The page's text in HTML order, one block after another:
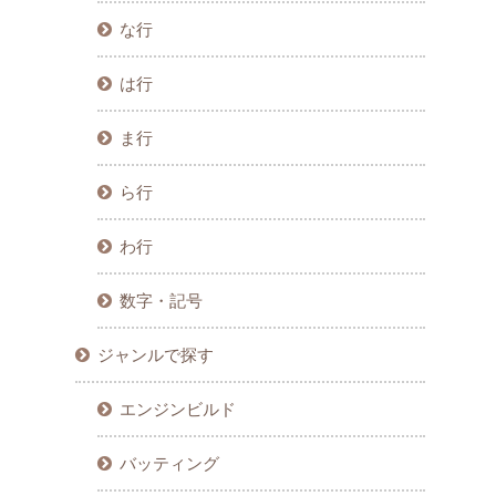
な行
は行
ま行
ら行
わ行
数字・記号
ジャンルで探す
エンジンビルド
バッティング